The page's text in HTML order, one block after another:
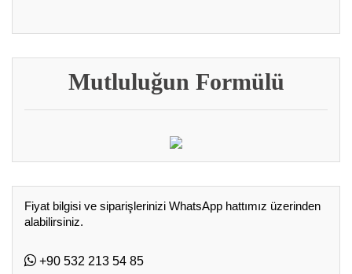
Mutluluğun Formülü
Fiyat bilgisi ve siparişlerinizi WhatsApp hattımız üzerinden
alabilirsiniz.
+90 532 213 54 85